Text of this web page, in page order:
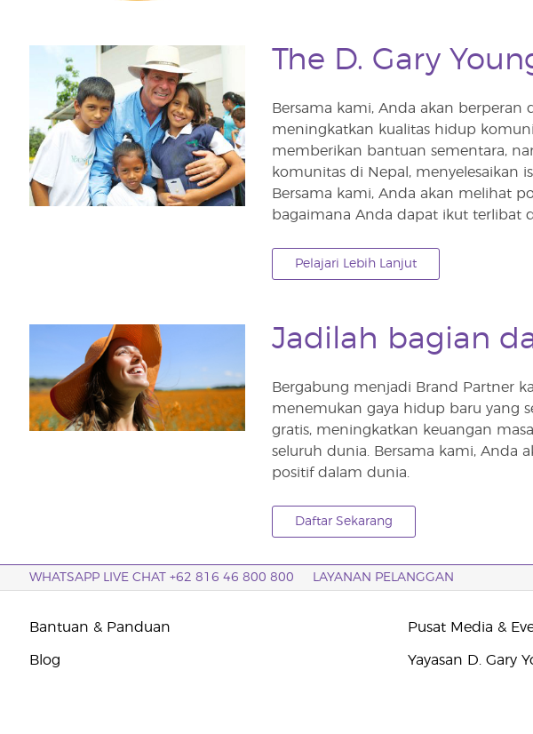
The D. Gary
Bersama kami, Anda akan
meningkatkan kualitas hidup
memberikan bantuan sementara,
komunitas di Nepal, menyelesaikan
Bersama kami, Anda akan melihat
bagaimana Anda dapat ikut terlibat
Pelajari Lebih Lanjut
Jadilah bagian
Bergabung menjadi Brand Partner
menemukan gaya hidup baru yang
gratis, meningkatkan keuangan
seluruh dunia. Bersama kami, Anda
positif dalam dunia.
Daftar Sekarang
WHATSAPP LIVE CHAT +62 816 46 800 800 LAYANAN PELANGGAN
Bantuan & Panduan
Blog
Pusat Media &
Yayasan D. Gary